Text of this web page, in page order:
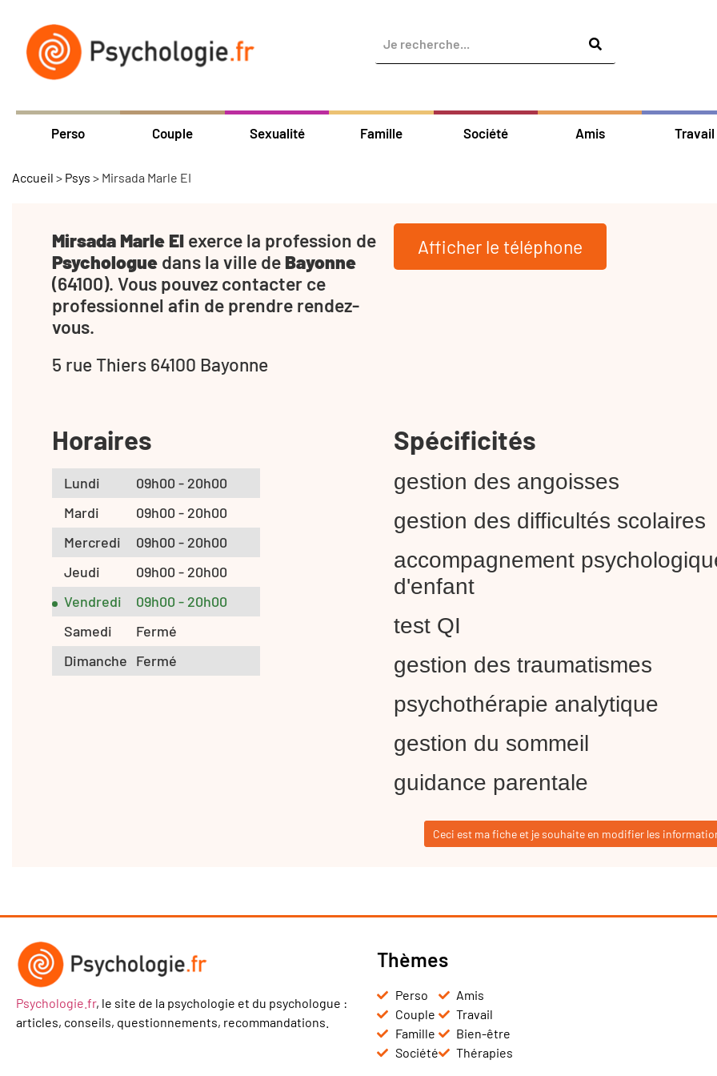
Perso Couple Sexualité Famille Société Amis Travail
Accueil > Psys > Mirsada Marle EI
Mirsada Marle EI exerce la profession de
Psychologue dans la ville de Bayonne
(64100). Vous pouvez contacter ce
professionnel afin de prendre rendez-
vous.
5 rue Thiers 64100 Bayonne
Afficher le téléphone
Horaires
Lundi
09h00 - 20h00
Mardi
09h00 - 20h00
Mercredi
09h00 - 20h00
Jeudi
09h00 - 20h00
Vendredi
09h00 - 20h00
Samedi
Fermé
Dimanche Fermé
Spécificités
gestion des angoisses
gestion des difficultés scolaires
accompagnement
d'enfant
test QI
gestion des traumatismes
psychothérapie analytique
gestion du sommeil
guidance parentale
Ceci est ma fiche et je souhaite en modifier les
Psychologie.fr, le site de la psychologie et du psychologue :
articles, conseils, questionnements, recommandations.
Thèmes
Perso
Couple
Famille
Société
Amis
Travail
Bien-être
Thérapies